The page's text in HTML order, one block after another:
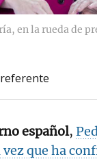
en la rueda de
español,
vez que ha